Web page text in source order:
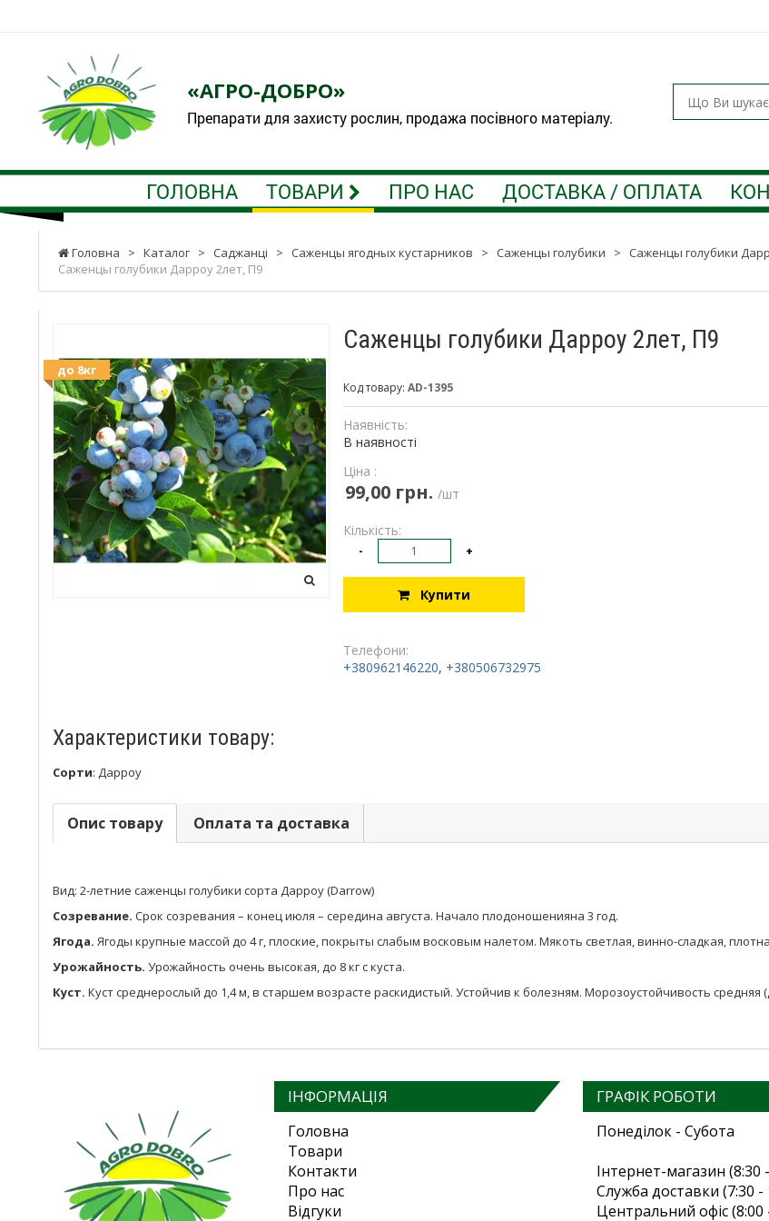
«АГРО-ДОБРО»
Препарати для захисту рослин, продажа посівного матеріалу.
ГОЛОВНА ТОВАРИ ПРО НАС ДОСТАВКА / ОПЛАТА
Головна > Каталог > Саджанці > Саженцы ягодных кустарников > Саженцы голубики > Саженцы голубики
Саженцы голубики Дарроу 2лет, П9
Саженцы голубики Дарроу 2лет, П9
Код товару: AD-1395
до 8кг
Наявність:
В наявності
Ціна :
99,00 грн. /шт
Кількість:
- +
Купити
Телефони:
+380962146220, +380506732975
Характеристики товару:
Сорти: Дарроу
Опис товару Оплата та доставка
Вид: 2-летние саженцы голубики сорта Дарроу (Darrow)
Созревание. Срок созревания – конец июля – середина августа. Начало плодоношенияна 3 год.
Ягода. Ягоды крупные массой до 4 г, плоские, покрыты слабым восковым налетом. Мякоть светлая, винно-сладкая,
Урожайность. Урожайность очень высокая, до 8 кг с куста.
Куст. Куст среднерослый до 1,4 м, в старшем возрасте раскидистый. Устойчив к болезням. Морозоустойчивость средняя
ІНФОРМАЦІЯ
Головна
Товари
Контакти
Про нас
Відгуки
ГРАФІК РОБОТИ
Понеділок - Субота
Інтернет-магазин (8:30
Служба доставки (7:30 -
Центральний офіс (8:00